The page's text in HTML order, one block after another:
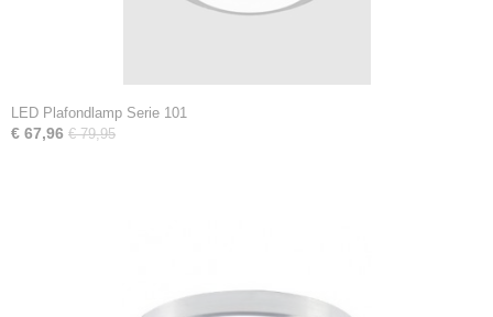
LED Plafondlamp Serie 101
€ 67,96 € 79,95